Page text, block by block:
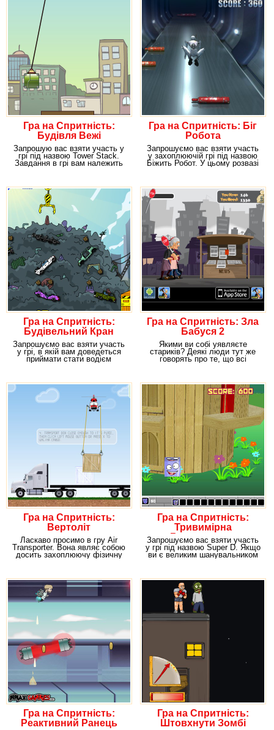
Гра на Спритність:
Будівля Вежі
Запрошую вас взяти участь у
грі під назвою Tower Stack.
Завдання в грі вам належить
Гра на Спритність: Біг
Робота
Запрошуємо вас взяти участь
у захоплюючій грі під назвою
Біжить Робот. У цьому розвазі
Гра на Спритність:
Будівельний Кран
Запрошуємо вас взяти участь
у грі, в якій вам доведеться
приймати стати водієм
Гра на Спритність: Зла
Бабуся 2
Якими ви собі уявляєте
стариків? Деякі люди тут же
говорять про те, що всі
Гра на Спритність:
Вертоліт
Ласкаво просимо в гру Air
Transporter. Вона являє собою
досить захоплюючу фізичну
Гра на Спритність:
Тривимірна
Головоломка
Запрошуємо вас взяти участь
у грі під назвою Super D. Якщо
ви є великим шанувальником
Гра на Спритність:
Реактивний Ранець
Гра на Спритність:
Штовхнути Зомбі